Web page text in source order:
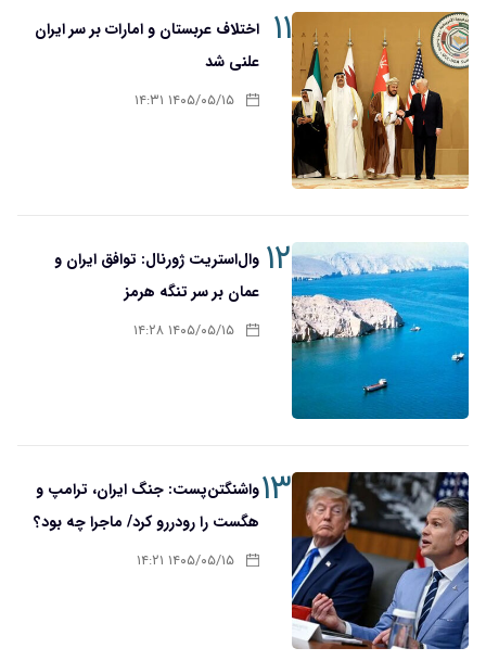
۱۱
اختلاف عربستان و امارات بر سر ایران
علنی شد
۱۴۰۵/۰۵/۱۵ ۱۴:۳۱
۱۲ وال‌استریت ژورنال: توافق ایران و
عمان بر سر تنگه هرمز
۱۴۰۵/۰۵/۱۵ ۱۴:۲۸
۱۳واشنگتن‌پست: جنگ ایران، ترامپ و
هگست را رودررو کرد/ ماجرا چه بود؟
۱۴۰۵/۰۵/۱۵ ۱۴:۲۱